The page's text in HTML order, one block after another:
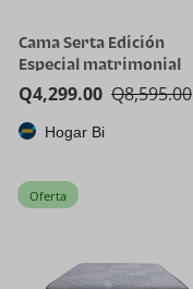
Cama Serta Edición
Especial matrimonial
Q8,595.00
Q4,299.00
Hogar Bi
Oferta